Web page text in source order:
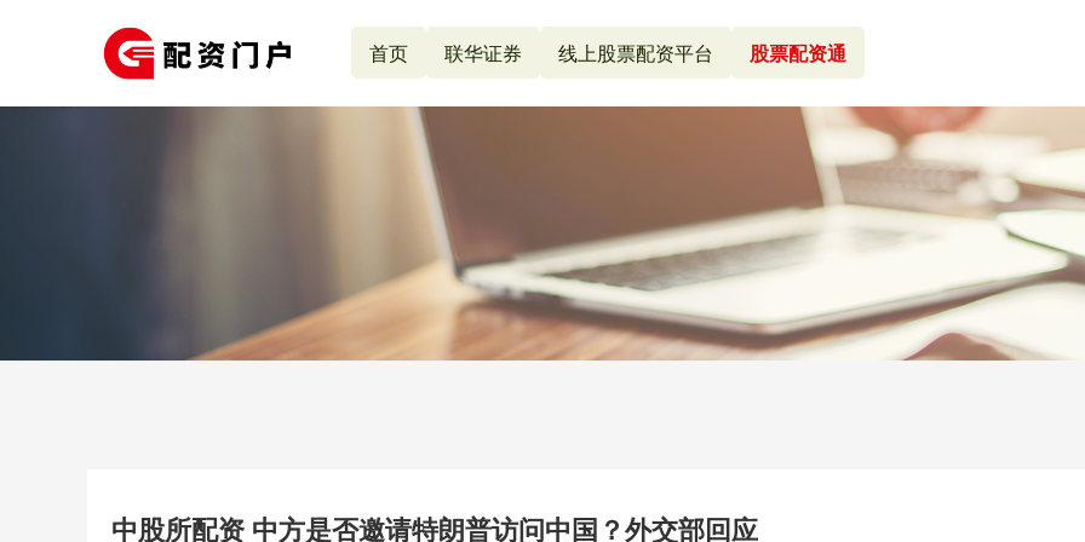
首页 联华证券 线上股票配资平台 股票配资通
中股所配资 中方是否邀请特朗普访问中国？外交部回应